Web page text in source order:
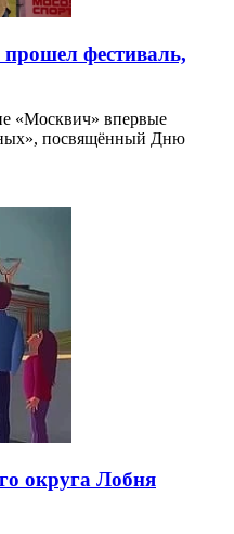
фестиваль,
«Москвич» впервые
посвящённый Дню
округа Лобня